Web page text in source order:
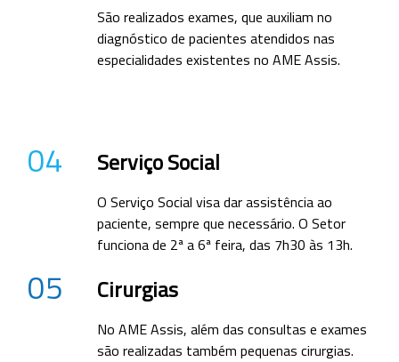
São realizados exames, que auxiliam no
diagnóstico de pacientes atendidos nas
especialidades existentes no AME Assis.
04 Serviço Social
O Serviço Social visa dar assistência ao
paciente, sempre que necessário. O Setor
funciona de 2ª a 6ª feira, das 7h30 às 13h.
05 Cirurgias
No AME Assis, além das consultas e exames
são realizadas também pequenas cirurgias.